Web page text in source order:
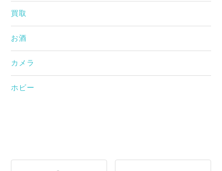
買取
お酒
カメラ
ホビー